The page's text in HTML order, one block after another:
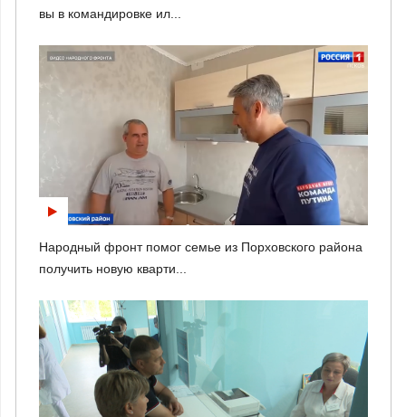
вы в командировке ил...
Народный фронт помог семье из Порховского района
получить новую кварти...